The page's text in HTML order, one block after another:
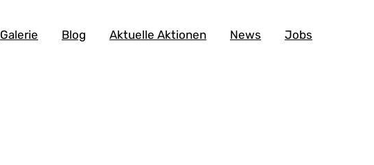
Galerie Blog Aktuelle Aktionen News Jobs